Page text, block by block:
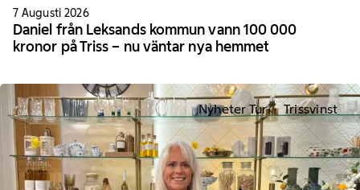
7 Augusti 2026
Daniel från Leksands kommun vann 100 000
kronor på Triss – nu väntar nya hemmet
Nyheter Tur Trissvinst